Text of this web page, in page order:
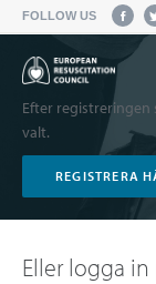
FOLLOW US
Efter registreringen
valt.
REGISTRERA
Eller logga